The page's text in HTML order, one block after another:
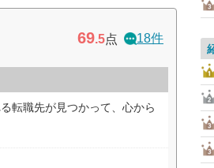
69.5点 18件
転職先が見つかって、心から